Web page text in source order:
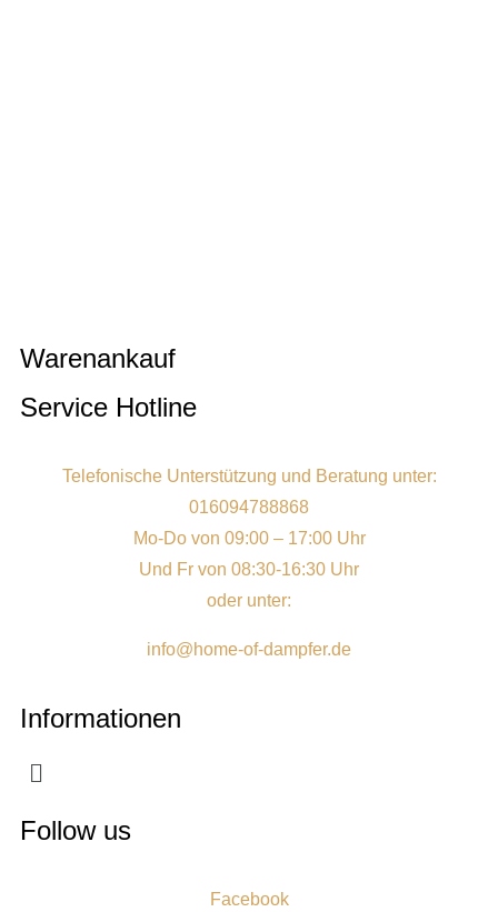
Warenankauf
Service Hotline
Telefonische Unterstützung und Beratung unter:
016094788868
Mo-Do von 09:00 – 17:00 Uhr
Und Fr von 08:30-16:30 Uhr
oder unter:
info@home-of-dampfer.de
Informationen
Follow us
Facebook